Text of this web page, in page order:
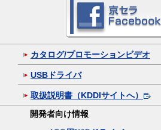
カタログ/プロモーションビデオ
USBドライバ
取扱説明書（KDDIサイトへ）
開発者向け情報